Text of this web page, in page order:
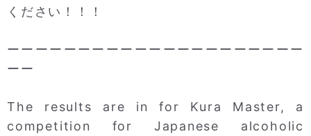
ください！！！
ーーーーーーーーーーーーーーーーーーーーー
ーー
The results are in for Kura Master, a
competition for Japanese alcoholic